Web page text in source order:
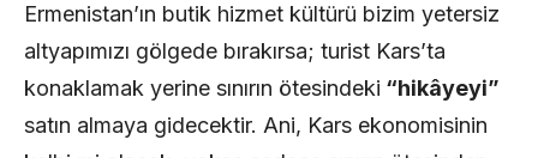
Ermenistan’ın butik hizmet kültürü bizim yetersiz
altyapımızı gölgede bırakırsa; turist Kars’ta
konaklamak yerine sınırın ötesindeki “hikâyeyi”
satın almaya gidecektir. Ani, Kars ekonomisinin